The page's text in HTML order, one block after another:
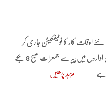
اوقات کار کا نوٹیفکیشن جاری کر
دیا۔ نوٹیفکیشن کے مطابق سنگل شفٹ تعلیمی اداروں میں پیر سے جمعرات صبح 8 بجے
ہے۔ مزید پڑھیں